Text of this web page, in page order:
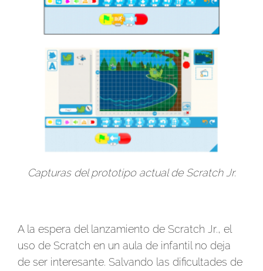
Capturas del prototipo actual de Scratch Jr.
A la espera del lanzamiento de Scratch Jr., el
uso de Scratch en un aula de infantil no deja
de ser interesante. Salvando las dificultades de